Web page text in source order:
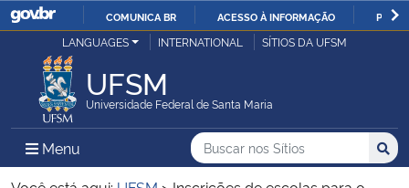
IR
COMUNICA BR ACESSO À INFORMAÇÃO
Ministério da Justiça e Segurança Pública
Ministério da Defesa
Ministério das Relações Exteriores
LANGUAGES INTERNATIONAL SÍTIOS DA UFSM
UFSM
Universidade Federal de Santa Maria
Menu Menu Principal do Sítio
Busca
Buscar no nos Sítios
Busca: